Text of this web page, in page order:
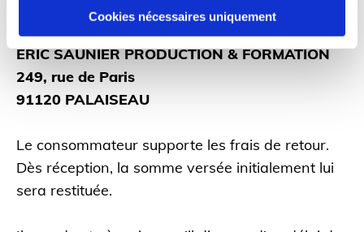
Cookies nécessaires uniquement
doivent être retournés tels quels à
ERIC SAUNIER PRODUCTION & FORMATION
249, rue de Paris
91120 PALAISEAU
Le consommateur supporte les frais de retour.
Dès réception, la somme versée initialement lui
sera restituée.